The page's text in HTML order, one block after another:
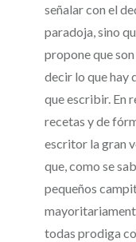
señalar con el
paradoja, sino
propone que
decir lo que hay
que escribir. En
recetas y de
escritor la gran
que, como se
pequeños
todas prodiga